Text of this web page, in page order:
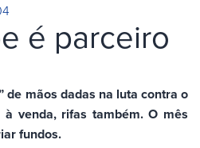
é parceiro
de mãos dadas na luta contra o
venda, rifas também. O mês
fundos.